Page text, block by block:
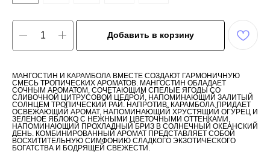
Добавить в корзину
МАНГОСТИН И КАРАМБОЛА ВМЕСТЕ СОЗДАЮТ ГАРМОНИЧНУЮ
СМЕСЬ ТРОПИЧЕСКИХ АРОМАТОВ. МАНГОСТИН ОБЛАДАЕТ
СОЧНЫМ АРОМАТОМ, СОЧЕТАЮЩИМ СПЕЛЫЕ ЯГОДЫ СО
СЛИВОЧНОЙ ЦИТРУСОВОЙ ЦЕДРОЙ, НАПОМИНАЮЩИЙ ЗАЛИТЫЙ
СОЛНЦЕМ ТРОПИЧЕСКИЙ РАЙ. НАПРОТИВ, КАРАМБОЛА ПРИДАЕТ
ОСВЕЖАЮЩИЙ АРОМАТ, НАПОМИНАЮЩИЙ ХРУСТЯЩИЙ ОГУРЕЦ И
ЗЕЛЕНОЕ ЯБЛОКО С НЕЖНЫМИ ЦВЕТОЧНЫМИ ОТТЕНКАМИ,
НАПОМИНАЮЩИЙ ПРОХЛАДНЫЙ БРИЗ В СОЛНЕЧНЫЙ ОКЕАНСКИЙ
ДЕНЬ. КОМБИНИРОВАННЫЙ АРОМАТ ПРЕДСТАВЛЯЕТ СОБОЙ
ВОСХИТИТЕЛЬНУЮ СИМФОНИЮ СЛАДКОГО ЭКЗОТИЧЕСКОГО
БОГАТСТВА И БОДРЯЩЕЙ СВЕЖЕСТИ.